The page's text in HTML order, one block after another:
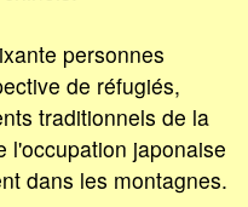
personnes
de réfugiés,
traditionnels de la
l'occupation japonaise
dans les montagnes.